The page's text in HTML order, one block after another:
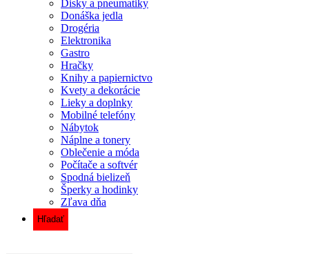
Disky a pneumatiky
Donáška jedla
Drogéria
Elektronika
Gastro
Hračky
Knihy a papiernictvo
Kvety a dekorácie
Lieky a doplnky
Mobilné telefóny
Nábytok
Náplne a tonery
Oblečenie a móda
Počítače a softvér
Spodná bielizeň
Šperky a hodinky
Zľava dňa
Hľadať